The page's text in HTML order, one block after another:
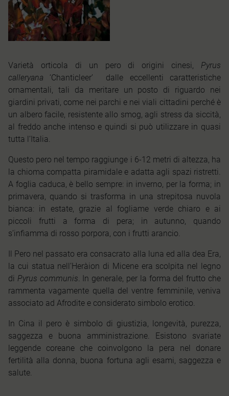
Varietà orticola di un pero di origini cinesi, Pyrus
calleryana ‘Chanticleer’ dalle eccellenti caratteristiche
ornamentali, tali da meritare un posto di riguardo nei
giardini privati, come nei parchi e nei viali cittadini perché è
un albero facile, resistente allo smog, agli stress da siccità,
al freddo anche intenso e quindi si può utilizzare in quasi
tutta l’Italia.
Questo pero nel tempo raggiunge i 6-12 metri di altezza, ha
la chioma compatta piramidale e adatta agli spazi ristretti.
A foglia caduca, è bello sempre: in inverno, per la forma; in
primavera, quando si trasforma in una strepitosa nuvola
bianca: in estate, grazie al fogliame verde chiaro e ai
piccoli frutti a forma di pera; in autunno, quando
s’infiamma di rosso porpora, con i frutti arancio.
Il Pero nel passato era consacrato alla luna ed alla dea Era,
la cui statua nell’Heràion di Micene era scolpita nel legno
di Pyrus communis. In generale, per la forma del frutto che
rammenta vagamente quella del ventre femminile, veniva
associato ad Afrodite e considerato simbolo erotico.
In Cina il pero è simbolo di giustizia, longevità, purezza,
saggezza e buona amministrazione. Esistono svariate
leggende coreane che coinvolgono la pera nel donare
fertilità alla donna, buona fortuna agli esami, saggezza e
salute.